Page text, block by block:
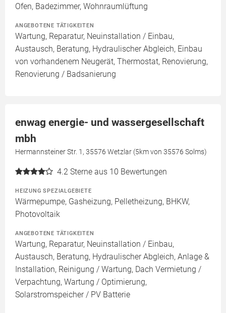
Ofen, Badezimmer, Wohnraumlüftung
ANGEBOTENE TÄTIGKEITEN
Wartung, Reparatur, Neuinstallation / Einbau,
Austausch, Beratung, Hydraulischer Abgleich, Einbau
von vorhandenem Neugerät, Thermostat, Renovierung,
Renovierung / Badsanierung
enwag energie- und wassergesellschaft
mbh
Hermannsteiner Str. 1, 35576 Wetzlar (5km von 35576 Solms)
4.2 Sterne aus 10 Bewertungen
HEIZUNG SPEZIALGEBIETE
Wärmepumpe, Gasheizung, Pelletheizung, BHKW,
Photovoltaik
ANGEBOTENE TÄTIGKEITEN
Wartung, Reparatur, Neuinstallation / Einbau,
Austausch, Beratung, Hydraulischer Abgleich, Anlage &
Installation, Reinigung / Wartung, Dach Vermietung /
Verpachtung, Wartung / Optimierung,
Solarstromspeicher / PV Batterie